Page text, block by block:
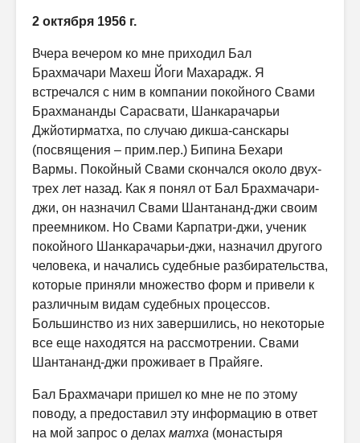
2 октября 1956 г.
Вчера вечером ко мне приходил Бал
Брахмачари Махеш Йоги Махарадж. Я
встречался с ним в компании покойного Свами
Брахмананды Сарасвати, Шанкарачарьи
Джйотирматха, по случаю дикша-санскары
(посвящения – прим.пер.) Бипина Бехари
Вармы. Покойный Свами скончался около двух-
трех лет назад. Как я понял от Бал Брахмачари-
джи, он назначил Свами Шантананд-джи своим
преемником. Но Свами Карпатри-джи, ученик
покойного Шанкарачарьи-джи, назначил другого
человека, и начались судебные разбирательства,
которые приняли множество форм и привели к
различным видам судебных процессов.
Большинство из них завершились, но некоторые
все еще находятся на рассмотрении. Свами
Шантананд-джи проживает в Прайяге.
Бал Брахмачари пришел ко мне не по этому
поводу, а предоставил эту информацию в ответ
на мой запрос о делах матха (монастыря